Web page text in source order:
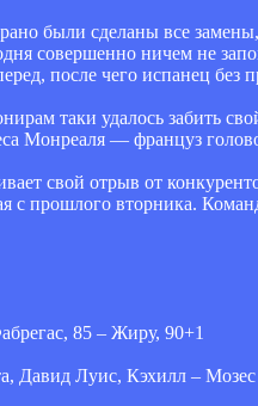
были сделаны все
совершенно ничем не
после чего испанец без
таки удалось забить
Монреаля — француз
свой отрыв от
прошлого вторника.
85 – Жиру, 90+1
Давид Луис, Кэхилл –